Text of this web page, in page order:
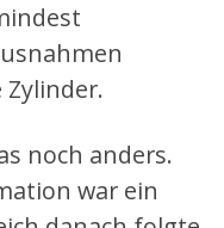
Zylinder.
noch anders.
war ein